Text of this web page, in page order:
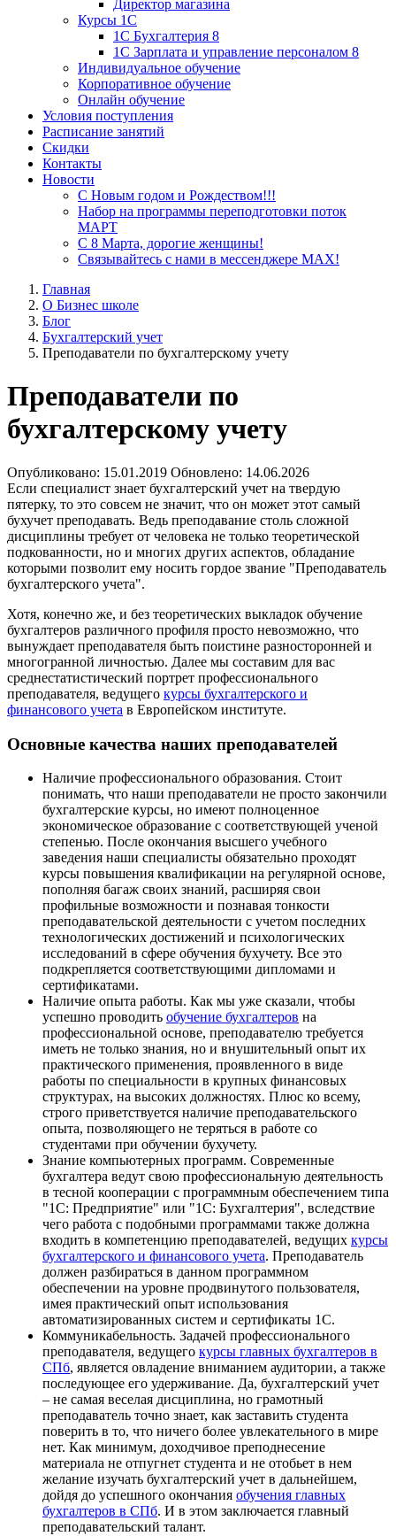
Директор магазина
Курсы 1С
1С Бухгалтерия 8
1С Зарплата и управление персоналом 8
Индивидуальное обучение
Корпоративное обучение
Онлайн обучение
Условия поступления
Расписание занятий
Скидки
Контакты
Новости
С Новым годом и Рождеством!!!
Набор на программы переподготовки поток
МАРТ
С 8 Марта, дорогие женщины!
Связывайтесь с нами в мессенджере MAX!
Главная
О Бизнес школе
Блог
Бухгалтерский учет
Преподаватели по бухгалтерскому учету
Преподаватели по
бухгалтерскому учету
Опубликовано: 15.01.2019 Обновлено: 14.06.2026
Если специалист знает бухгалтерский учет на твердую
пятерку, то это совсем не значит, что он может этот самый
бухучет преподавать. Ведь преподавание столь сложной
дисциплины требует от человека не только теоретической
подкованности, но и многих других аспектов, обладание
которыми позволит ему носить гордое звание "Преподаватель
бухгалтерского учета".
Хотя, конечно же, и без теоретических выкладок обучение
бухгалтеров различного профиля просто невозможно, что
вынуждает преподавателя быть поистине разносторонней и
многогранной личностью. Далее мы составим для вас
среднестатистический портрет профессионального
преподавателя, ведущего курсы бухгалтерского и
финансового учета в Европейском институте.
Основные качества наших преподавателей
Наличие профессионального образования. Стоит
понимать, что наши преподаватели не просто закончили
бухгалтерские курсы, но имеют полноценное
экономическое образование с соответствующей ученой
степенью. После окончания высшего учебного
заведения наши специалисты обязательно проходят
курсы повышения квалификации на регулярной основе,
пополняя багаж своих знаний, расширяя свои
профильные возможности и познавая тонкости
преподавательской деятельности с учетом последних
технологических достижений и психологических
исследований в сфере обучения бухучету. Все это
подкрепляется соответствующими дипломами и
сертификатами.
Наличие опыта работы. Как мы уже сказали, чтобы
успешно проводить обучение бухгалтеров на
профессиональной основе, преподавателю требуется
иметь не только знания, но и внушительный опыт их
практического применения, проявленного в виде
работы по специальности в крупных финансовых
структурах, на высоких должностях. Плюс ко всему,
строго приветствуется наличие преподавательского
опыта, позволяющего не теряться в работе со
студентами при обучении бухучету.
Знание компьютерных программ. Современные
бухгалтера ведут свою профессиональную деятельность
в тесной кооперации с программным обеспечением типа
"1С: Предприятие" или "1С: Бухгалтерия", вследствие
чего работа с подобными программами также должна
входить в компетенцию преподавателей, ведущих курсы
бухгалтерского и финансового учета. Преподаватель
должен разбираться в данном программном
обеспечении на уровне продвинутого пользователя,
имея практический опыт использования
автоматизированных систем и сертификаты 1С.
Коммуникабельность. Задачей профессионального
преподавателя, ведущего курсы главных бухгалтеров в
СПб, является овладение вниманием аудитории, а также
последующее его удерживание. Да, бухгалтерский учет
– не самая веселая дисциплина, но грамотный
преподаватель точно знает, как заставить студента
поверить в то, что ничего более увлекательного в мире
нет. Как минимум, доходчивое преподнесение
материала не отпугнет студента и не отобьет в нем
желание изучать бухгалтерский учет в дальнейшем,
дойдя до успешного окончания обучения главных
бухгалтеров в СПб. И в этом заключается главный
преподавательский талант.